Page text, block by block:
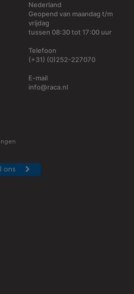
Nederland
Geopend van maandag t/m
vrijdag
tussen 08:30 tot 17:00 uur
Telefoon
(+31) (0)252-227070
E-mail
info@raca.nl